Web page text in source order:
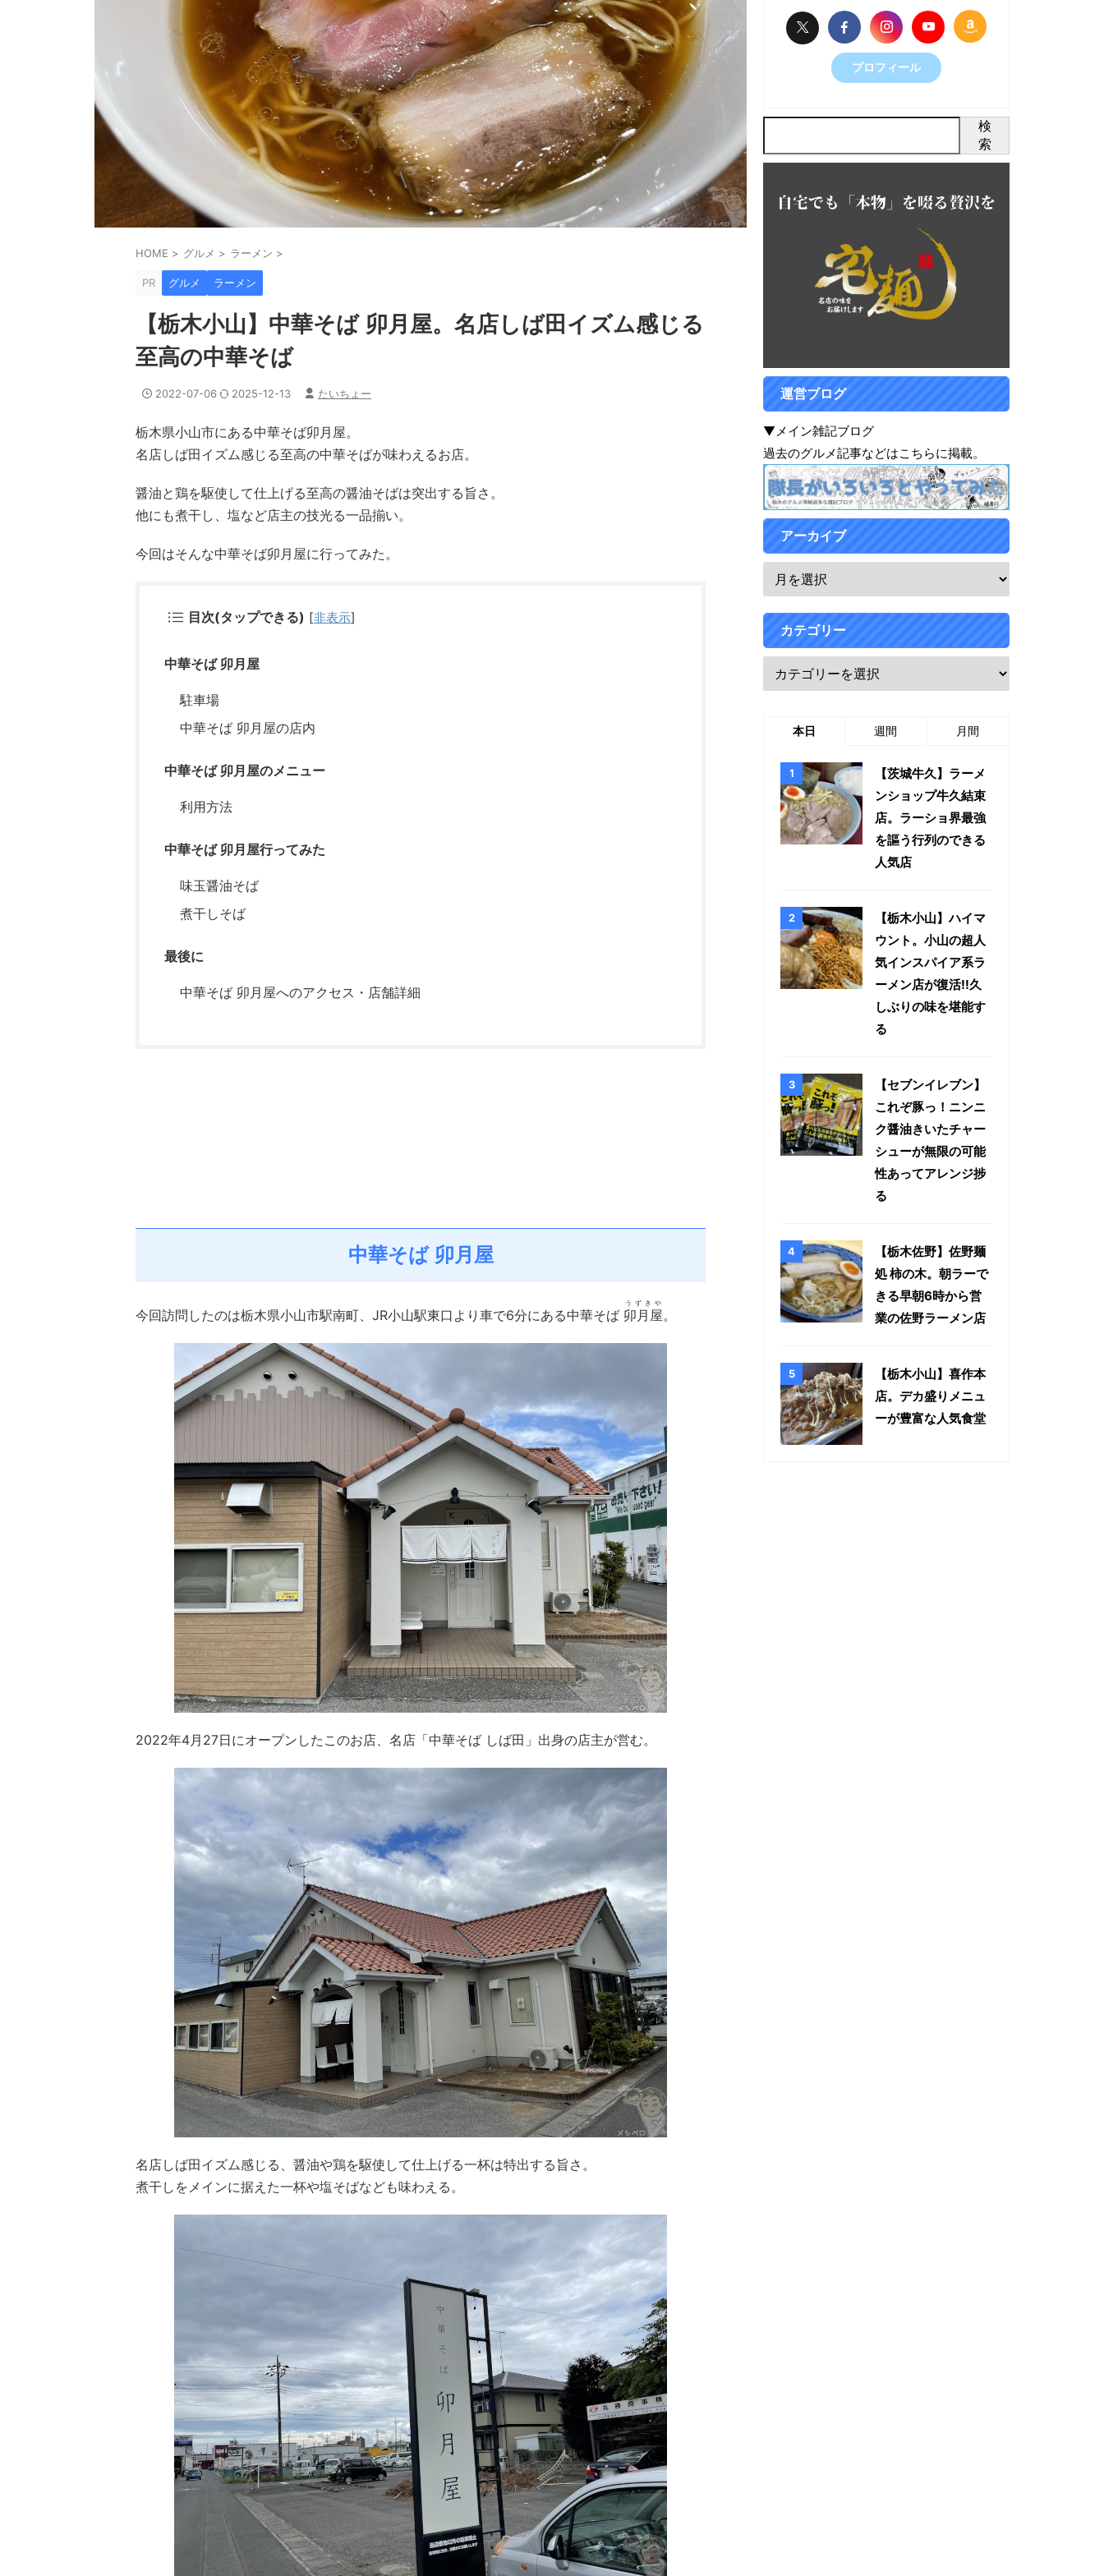
HOME > グルメ > ラーメン >
PR グルメ ラーメン
【栃木小山】中華そば 卯月屋。名店しば田イズム感じる
至高の中華そば
2022-07-06 2025-12-13 たいちょー
栃木県小山市にある中華そば卯月屋。
名店しば田イズム感じる至高の中華そばが味わえるお店。
醤油と鶏を駆使して仕上げる至高の醤油そばは突出する旨さ。
他にも煮干し、塩など店主の技光る一品揃い。
今回はそんな中華そば卯月屋に行ってみた。
目次(タップできる) [非表示]
中華そば 卯月屋
駐車場
中華そば 卯月屋の店内
中華そば 卯月屋のメニュー
利用方法
中華そば 卯月屋行ってみた
味玉醤油そば
煮干しそば
最後に
中華そば 卯月屋へのアクセス・店舗詳細
中華そば 卯月屋
今回訪問したのは栃木県小山市駅南町、JR小山駅東口より車で6分にある中華そば 卯月屋
うずきや
。
2022年4月27日にオープンしたこのお店、名店「中華そば しば田」出身の店主が営む。
名店しば田イズム感じる、醤油や鶏を駆使して仕上げる一杯は特出する旨さ。
煮干しをメインに据えた一杯や塩そばなども味わえる。
プロフィール
検
索
運営ブログ
▼メイン雑記ブログ
過去のグルメ記事などはこちらに掲載。
アーカイブ
カテゴリー
本日 週間 月間
【茨城牛久】ラーメ
ンショップ牛久結束
店。ラーショ界最強
を謳う行列のできる
人気店
【栃木小山】ハイマ
ウント。小山の超人
気インスパイア系ラ
ーメン店が復活!!久
しぶりの味を堪能す
る
【セブンイレブン】
これぞ豚っ！ニンニ
ク醤油きいたチャー
シューが無限の可能
性あってアレンジ捗
る
【栃木佐野】佐野麺
処 柿の木。朝ラーで
きる早朝6時から営
業の佐野ラーメン店
【栃木小山】喜作本
店。デカ盛りメニュ
ーが豊富な人気食堂